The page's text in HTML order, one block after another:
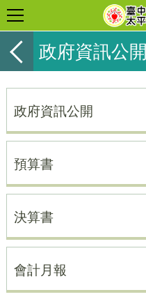
政府資訊公開
政府資訊公開
預算書
決算書
會計月報